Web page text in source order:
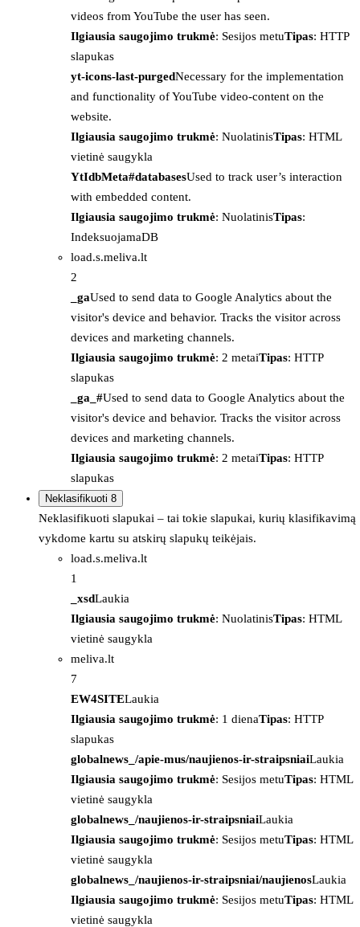
videos from YouTube the user has seen.
Ilgiausia saugojimo trukmė: Sesijos metuTipas: HTTP
slapukas
yt-icons-last-purgedNecessary for the implementation
and functionality of YouTube video-content on the
website.
Ilgiausia saugojimo trukmė: NuolatinisTipas: HTML
vietinė saugykla
YtIdbMeta#databasesUsed to track user’s interaction
with embedded content.
Ilgiausia saugojimo trukmė: NuolatinisTipas:
IndeksuojamaDB
load.s.meliva.lt
2
_gaUsed to send data to Google Analytics about the
visitor's device and behavior. Tracks the visitor across
devices and marketing channels.
Ilgiausia saugojimo trukmė: 2 metaiTipas: HTTP
slapukas
_ga_#Used to send data to Google Analytics about the
visitor's device and behavior. Tracks the visitor across
devices and marketing channels.
Ilgiausia saugojimo trukmė: 2 metaiTipas: HTTP
slapukas
Neklasifikuoti 8
Neklasifikuoti slapukai – tai tokie slapukai, kurių klasifikavimą
vykdome kartu su atskirų slapukų teikėjais.
load.s.meliva.lt
1
_xsdLaukia
Ilgiausia saugojimo trukmė: NuolatinisTipas: HTML
vietinė saugykla
meliva.lt
7
EW4SITELaukia
Ilgiausia saugojimo trukmė: 1 dienaTipas: HTTP
slapukas
globalnews_/apie-mus/naujienos-ir-straipsniaiLaukia
Ilgiausia saugojimo trukmė: Sesijos metuTipas: HTML
vietinė saugykla
globalnews_/naujienos-ir-straipsniaiLaukia
Ilgiausia saugojimo trukmė: Sesijos metuTipas: HTML
vietinė saugykla
globalnews_/naujienos-ir-straipsniai/naujienosLaukia
Ilgiausia saugojimo trukmė: Sesijos metuTipas: HTML
vietinė saugykla